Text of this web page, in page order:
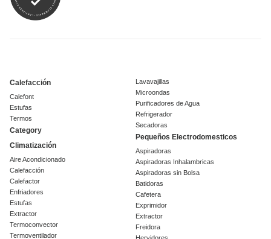
Calefacción
Calefont
Estufas
Termos
Category
Climatización
Aire Acondicionado
Calefacción
Calefactor
Enfriadores
Estufas
Extractor
Termoconvector
Termoventilador
Lavavajillas
Microondas
Purificadores de Agua
Refrigerador
Secadoras
Pequeños Electrodomesticos
Aspiradoras
Aspiradoras Inhalambricas
Aspiradoras sin Bolsa
Batidoras
Cafetera
Exprimidor
Extractor
Freidora